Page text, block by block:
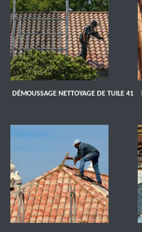
DÉMOUSSAGE NETTOYAGE DE TUILE 41